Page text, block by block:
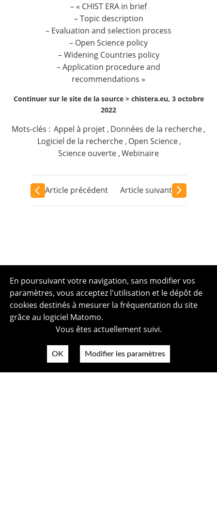
– « CHIST ERA in brief
– Topic description
– Evaluation and selection process
– Open Science policy
– Widening Countries policy
– Application procedure and
recommendations »
Continuer sur le site de la source > chistera.eu, 3 octobre
2022
Mots-clés : Appel à projet , Données de la recherche,
Logiciel de la recherche , Open Science,
Science ouverte ,Webinaire
Article précédent Article suivant
En poursuivant votre navigation, sans modifier vos
paramètres, vous acceptez l'utilisation et le dépôt de
cookies destinés à mesurer la fréquentation du site
grâce au logiciel Matomo.
Vous êtes actuellement suivi.
OK Modifier les paramètres